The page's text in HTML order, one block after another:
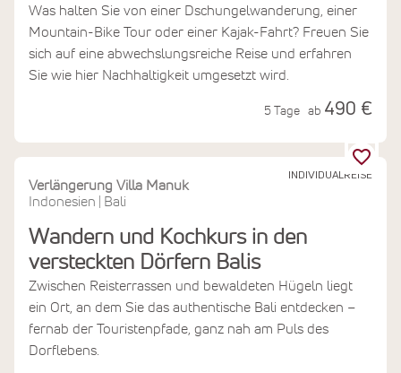
Was halten Sie von einer Dschungelwanderung, einer
Mountain-Bike Tour oder einer Kajak-Fahrt? Freuen Sie
sich auf eine abwechslungsreiche Reise und erfahren
Sie wie hier Nachhaltigkeit umgesetzt wird.
5 Tage ab 490 €
INDIVIDUALREISE
Verlängerung Villa Manuk
Indonesien
Bali
Wandern und Kochkurs in den
versteckten Dörfern Balis
Zwischen Reisterrassen und bewaldeten Hügeln liegt
ein Ort, an dem Sie das authentische Bali entdecken –
fernab der Touristenpfade, ganz nah am Puls des
Dorflebens.